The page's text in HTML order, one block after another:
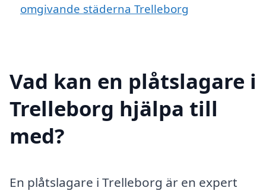
omgivande städerna Trelleborg
Vad kan en plåtslagare i
Trelleborg hjälpa till
med?
En plåtslagare i Trelleborg är en expert